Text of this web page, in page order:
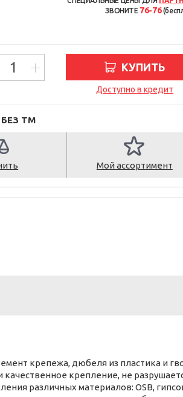
ЗВОНИТЕ 76-76
КУПИТЬ
Доступно в кредит
БЕЗ ТМ
Мой ассортимент
крепежа, дюбеля из пластика и
крепление, не
различных материалов: OSB,